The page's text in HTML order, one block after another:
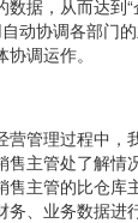
据，从而达到“
自动协调各部门
调运作。
营管理过程中，
售主管处了解
售主管的比仓库
、业务数据进